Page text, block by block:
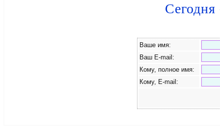
Ваше имя:
Ваш E-mail:
Кому, полное имя:
Кому, E-mail: